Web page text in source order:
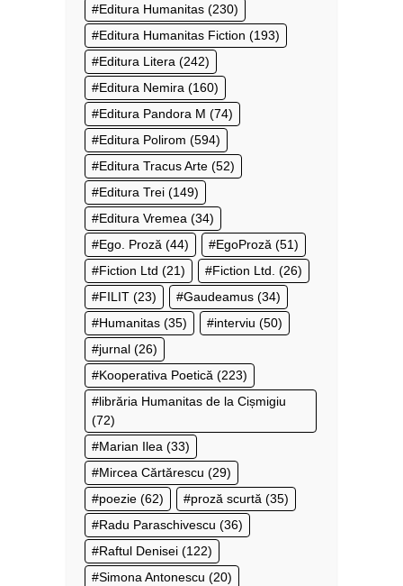
Editura Humanitas (230)
Editura Humanitas Fiction (193)
Editura Litera (242)
Editura Nemira (160)
Editura Pandora M (74)
Editura Polirom (594)
Editura Tracus Arte (52)
Editura Trei (149)
Editura Vremea (34)
Ego. Proză (44) EgoProză (51)
Fiction Ltd (21) Fiction Ltd. (26)
FILIT (23) Gaudeamus (34)
Humanitas (35) interviu (50)
jurnal (26)
Kooperativa Poetică (223)
librăria Humanitas de la Cișmigiu
(72)
Marian Ilea (33)
Mircea Cărtărescu (29)
poezie (62) proză scurtă (35)
Radu Paraschivescu (36)
Raftul Denisei (122)
Simona Antonescu (20)